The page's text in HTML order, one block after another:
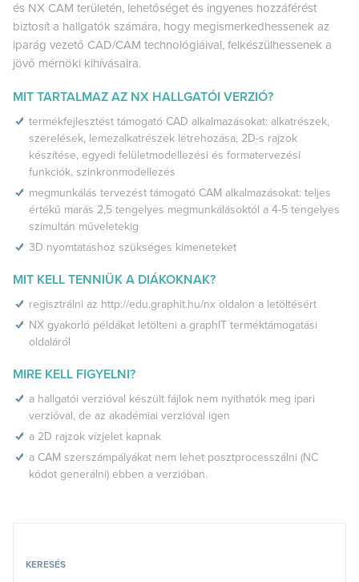
KERESÉS
és NX CAM területén, lehetőséget és ingyenes hozzáférést
biztosít a hallgatók számára, hogy megismerkedhessenek az
iparág vezető CAD/CAM technológiáival, felkészülhessenek a
jövő mérnöki kihívásaira.
MIT TARTALMAZ AZ NX HALLGATÓI VERZIÓ?
termékfejlesztést támogató CAD alkalmazásokat: alkatrészek,
szerelések, lemezalkatrészek létrehozása, 2D-s rajzok
készítése, egyedi felületmodellezési és formatervezési
funkciók, szinkronmodellezés
megmunkálás tervezést támogató CAM alkalmazásokat: teljes
értékű marás 2,5 tengelyes megmunkálásoktól a 4-5 tengelyes
szimultán műveletekig
3D nyomtatáshoz szükséges kimeneteket
MIT KELL TENNIÜK A DIÁKOKNAK?
regisztrálni az http://edu.graphit.hu/nx oldalon a letöltésért
NX gyakorló példákat letölteni a graphIT terméktámogatási
oldaláról
MIRE KELL FIGYELNI?
a hallgatói verzióval készült fájlok nem nyithatók meg ipari
verzióval, de az akadémiai verzióval igen
a 2D rajzok vízjelet kapnak
a CAM szerszámpályákat nem lehet posztprocesszálni (NC
kódot generálni) ebben a verzióban.